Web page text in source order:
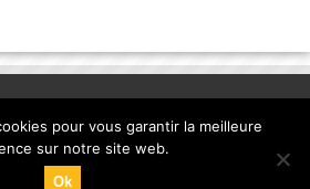
la-banane-qui-parle.com. |
pour vous garantir la meilleure
sur notre site web.
Ok